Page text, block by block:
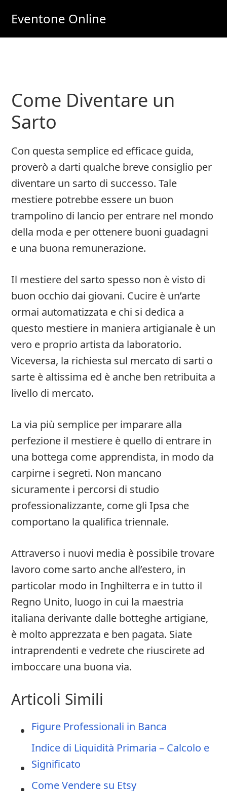
main
primary
Eventone Online
e
Soldi
Online
Come Diventare un
Sarto
Con questa semplice ed efficace guida,
proverò a darti qualche breve consiglio per
diventare un sarto di successo. Tale
mestiere potrebbe essere un buon
trampolino di lancio per entrare nel mondo
della moda e per ottenere buoni guadagni
e una buona remunerazione.
Il mestiere del sarto spesso non è visto di
buon occhio dai giovani. Cucire è un’arte
ormai automatizzata e chi si dedica a
questo mestiere in maniera artigianale è un
vero e proprio artista da laboratorio.
Viceversa, la richiesta sul mercato di sarti o
sarte è altissima ed è anche ben retribuita a
livello di mercato.
La via più semplice per imparare alla
perfezione il mestiere è quello di entrare in
una bottega come apprendista, in modo da
carpirne i segreti. Non mancano
sicuramente i percorsi di studio
professionalizzante, come gli Ipsa che
comportano la qualifica triennale.
Attraverso i nuovi media è possibile trovare
lavoro come sarto anche all’estero, in
particolar modo in Inghilterra e in tutto il
Regno Unito, luogo in cui la maestria
italiana derivante dalle botteghe artigiane,
è molto apprezzata e ben pagata. Siate
intraprendenti e vedrete che riuscirete ad
imboccare una buona via.
Articoli Simili
Figure Professionali in Banca
Indice di Liquidità Primaria – Calcolo e
Significato
Come Vendere su Etsy